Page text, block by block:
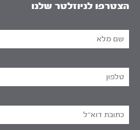
הצטרפו לניוזלטר שלנו